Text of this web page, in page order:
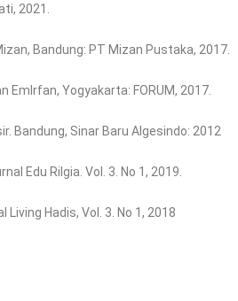
2021.
Bandung: PT Mizan Pustaka, 2017.
EmIrfan, Yogyakarta: FORUM, 2017.
Bandung, Sinar Baru Algesindo: 2012
Edu Rilgia. Vol. 3. No 1, 2019.
Living Hadis, Vol. 3. No 1, 2018